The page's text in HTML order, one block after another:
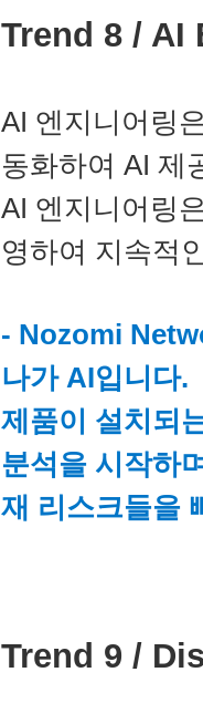
Trend 8 / AI
AI 엔지니어링
동화하여 AI 제
AI 엔지니어링
영하여 지속적
- Nozomi
나가 AI입니다.
제품이 설치되
분석을 시작하
재 리스크들을
Trend 9 /